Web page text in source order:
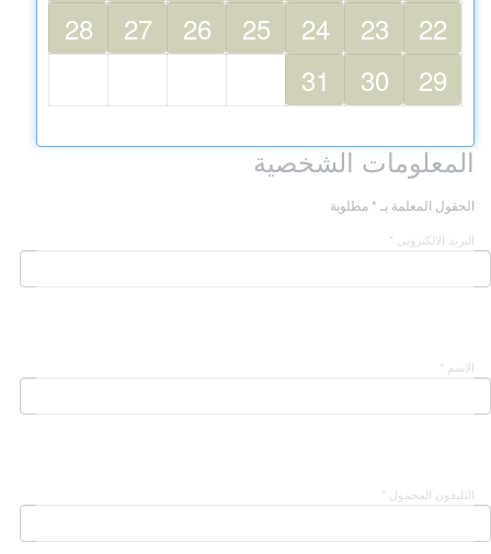
22
23
24
25
26
27
28
29
30
31
المعلومات الشخصية
الحقول المعلمة بـ * مطلوبة
البريد الالكترونى *
الاسم *
التليفون المحمول *